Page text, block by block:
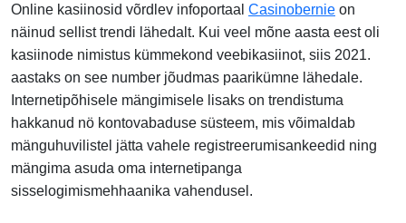
Online kasiinosid võrdlev infoportaal Casinobernie on
näinud sellist trendi lähedalt. Kui veel mõne aasta eest oli
kasiinode nimistus kümmekond veebikasiinot, siis 2021.
aastaks on see number jõudmas paarikümne lähedale.
Internetipõhisele mängimisele lisaks on trendistuma
hakkanud nö kontovabaduse süsteem, mis võimaldab
mänguhuvilistel jätta vahele registreerumisankeedid ning
mängima asuda oma internetipanga
sisselogimismehhaanika vahendusel.